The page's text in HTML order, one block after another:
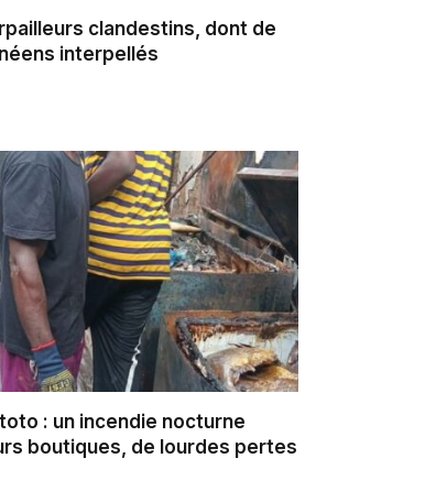
clandestins, dont de
interpellés
: un incendie nocturne
boutiques, de lourdes pertes